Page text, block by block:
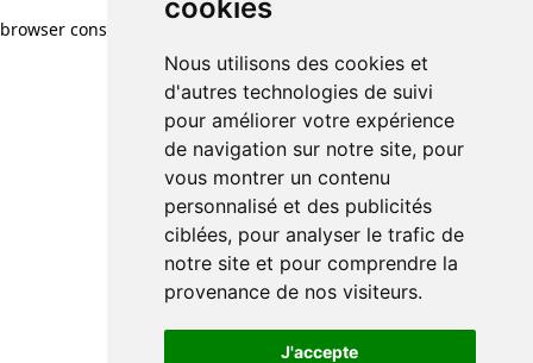
cookies
Nous utilisons des cookies et
d'autres technologies de suivi
pour améliorer votre expérience
de navigation sur notre site, pour
vous montrer un contenu
personnalisé et des publicités
ciblées, pour analyser le trafic de
notre site et pour comprendre la
provenance de nos visiteurs.
J'accepte
browser console for more information)